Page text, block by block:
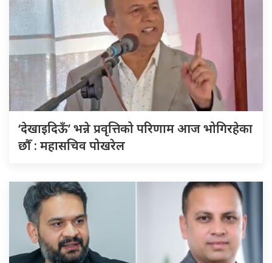
‘देखाइदिऊँ’ भन्ने प्रवृत्तिको परिणाम आज भोगिरहेका
छौँ : महासचिव पोखरेल